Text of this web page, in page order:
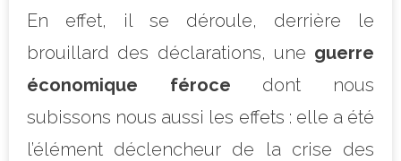
En effet, il se déroule, derrière le
brouillard des déclarations, une guerre
économique féroce dont nous
subissons nous aussi les effets : elle a été
l’élément déclencheur de la crise des